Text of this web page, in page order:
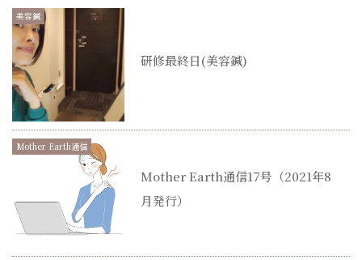
美容鍼
研修最終日(美容鍼)
Mother Earth通信
Mother Earth通信17号（2021年8
月発行）